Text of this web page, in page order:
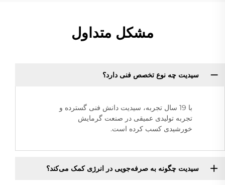
مشکل متداول
سیدیت چه نوع تخصص فنی دارد؟
با 19 سال تجربه، سیدیت دانش فنی گسترده و
تجربه تولیدی عمیقی در صنعت گرمایش
خورشیدی کسب کرده است.
سیدیت چگونه به صرفه‌جویی در انرژی کمک می‌کند؟